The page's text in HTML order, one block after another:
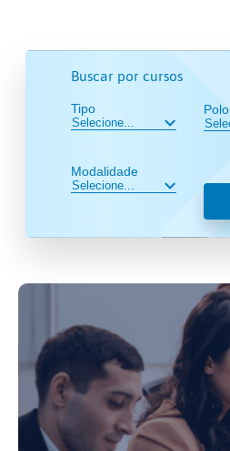
Buscar por cursos
Tipo
Modalidade
Polo